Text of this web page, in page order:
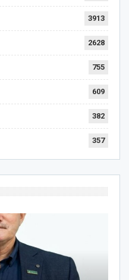
3913
2628
755
609
382
357